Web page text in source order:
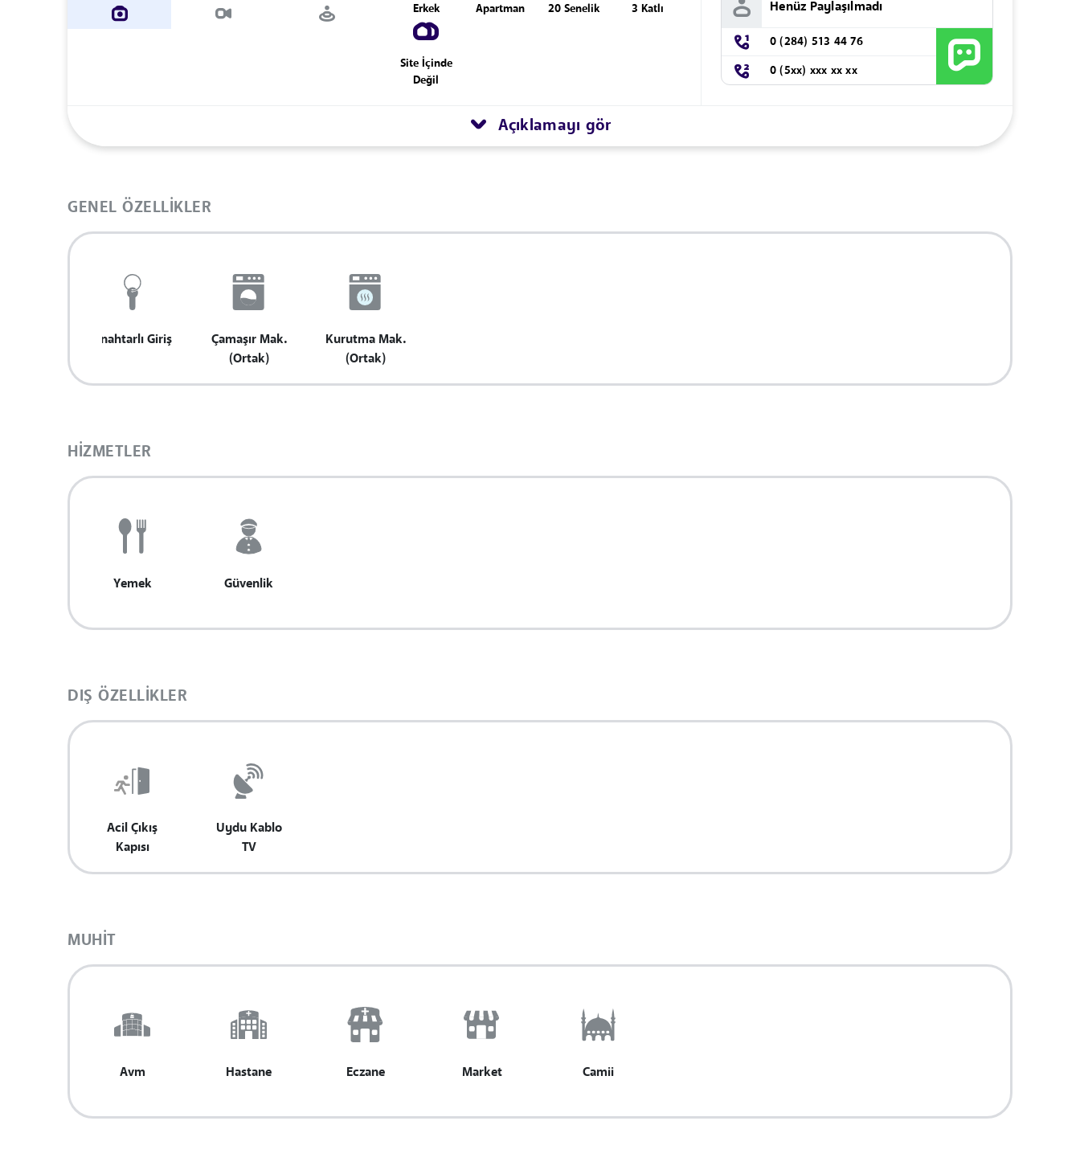
Erkek Apartman 20 Senelik 3 Katlı
Site İçinde
Değil
Henüz Paylaşılmadı
0 (284) 513 44 76
0 (5xx) xxx xx xx
Açıklamayı gör
GENEL ÖZELLIKLER
Anahtarlı Giriş
Çamaşır Mak.
(Ortak)
Kurutma Mak.
(Ortak)
HIZMETLER
Yemek Güvenlik
DIŞ ÖZELLIKLER
Acil Çıkış
Kapısı
Uydu Kablo
TV
MUHIT
Avm Hastane Eczane Market Camii